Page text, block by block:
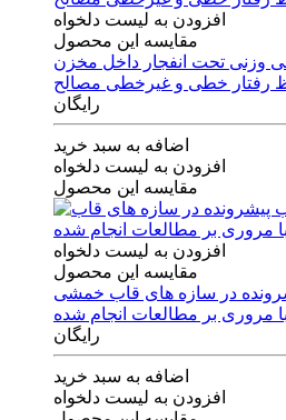
افزودن به لیست دلخواه
مقایسه این محصول
وزنی تحت انفجار داخل مخزن
رفتار خطی و غیرخطی مصالح
رایگان
اضافه به سبد خرید
افزودن به لیست دلخواه
مقایسه این محصول
افزودن به لیست دلخواه
مقایسه این محصول
در سازه های قاب خمشی
مروری بر مطالعات انجام شده
رایگان
اضافه به سبد خرید
افزودن به لیست دلخواه